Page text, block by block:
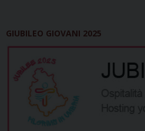
GIUBILEO GIOVANI 2025